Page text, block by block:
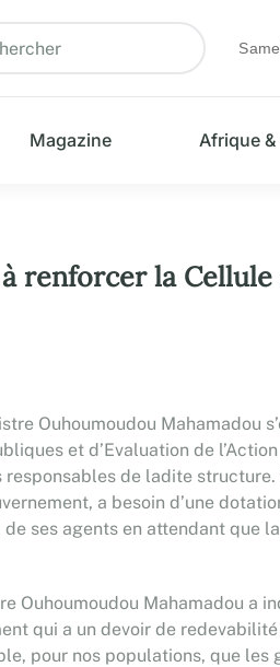
Magazine Afrique
renforcer la Cellule
Ouhoumoudou Mahamadou
et d’Evaluation de l’Action
responsables de ladite
a besoin d’une
ses agents en attendant que
Ouhoumoudou Mahamadou a
qui a un devoir de
pour nos populations, que les